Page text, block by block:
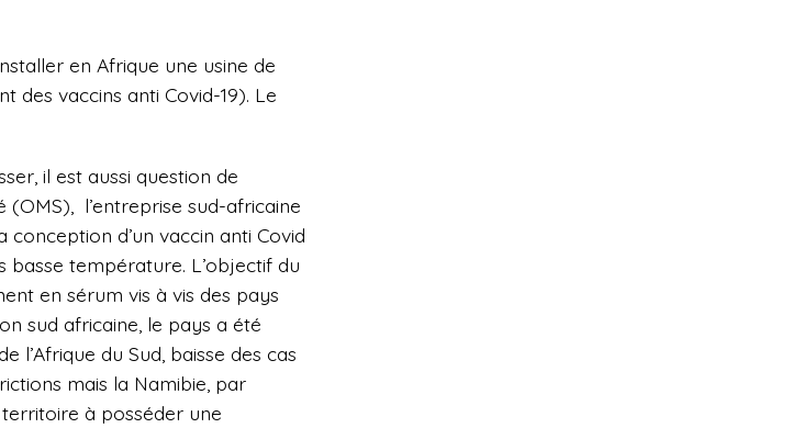
en Afrique une usine de
des vaccins anti Covid-19). Le
il est aussi question de
(OMS),
l’entreprise sud-africaine
conception d’un vaccin anti Covid
température. L’objectif du
en sérum vis à vis des pays
sud africaine, le pays a été
l’Afrique du Sud, baisse des cas
mais la Namibie, par
à posséder une